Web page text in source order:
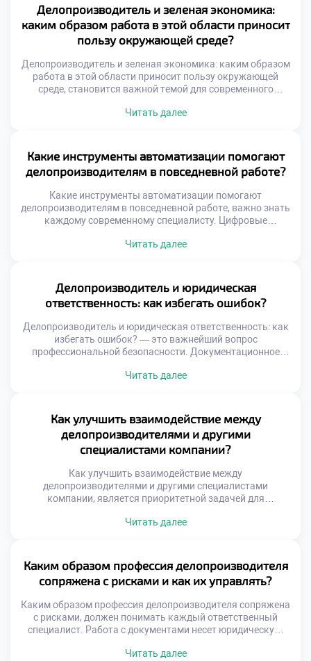
Делопроизводитель выступает первым рубежом защиты
чувствительных сведений. Понимание норм безопасности
является обязательной компетенцией современного
сотрудника. […]
Делопроизводитель и зеленая экономика:
каким образом работа в этой области приносит
пользу окружающей среде?
Делопроизводитель и зеленая экономика: каким образом
работа в этой области приносит пользу окружающей
среде, становится важной темой для современного
начинается с грамотного управления ресурсами.
напрямую влияют на экологический след компании.
Переход к устойчивому развитию требует пересмотра
привычных офисных […]
Читать далее
Какие инструменты автоматизации помогают
делопроизводителям в повседневной работе?
Какие инструменты автоматизации помогают
делопроизводителям в повседневной работе, важно знать
каждому современному специалисту. Цифровые
документацией и информацией. Ручной труд уступает
требованием рынка труда. Автоматизация освобождает
время для аналитической и творческой деятельности
сотрудника. Рутинные операции выполняются
Читать далее
Делопроизводитель и юридическая
ответственность: как избегать ошибок?
Делопроизводитель и юридическая ответственность: как
избегать ошибок? — это важнейший вопрос
профессиональной безопасности. Документационное
статус организации. Любая неточность в бумагах может
правовых рисков является основой компетентности
сотрудника. Юридические последствия ошибок бывают
финансовыми и административными. Штрафы
контролирующих органов […]
Читать далее
Как улучшить взаимодействие между
делопроизводителями и другими
специалистами компании?
Как улучшить взаимодействие между
делопроизводителями и другими специалистами
компании, является приоритетной задачей для
Документооборот пронизывает все департаменты
всего механизма. Качество сотрудничества напрямую
влияет на скорость принятия управленческих решений.
Делопроизводитель выступает связующим звеном между
разрозненными функциями. Гармония в отношениях
обеспечивает […]
Читать далее
Каким образом профессия делопроизводителя
сопряжена с рисками и как их управлять?
Каким образом профессия делопроизводителя сопряжена
с рисками, должен понимать каждый ответственный
специалист. Работа с документами несет юридическую,
организации. Ошибки в этой сфере могут привести к
Читать далее